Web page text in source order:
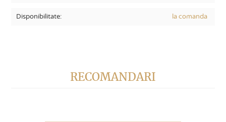
Disponibilitate: la comanda
RECOMANDARI